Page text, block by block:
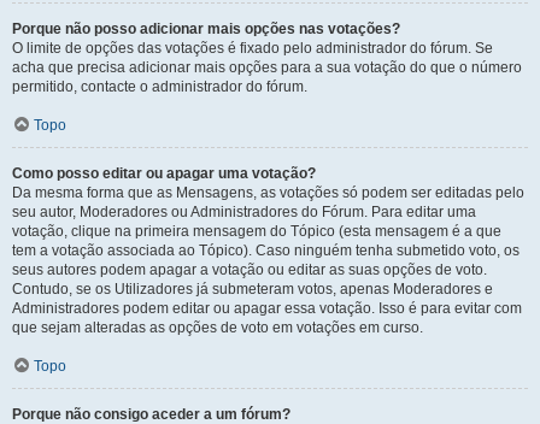
Porque não posso adicionar mais opções nas votações?
O limite de opções das votações é fixado pelo administrador do fórum. Se
acha que precisa adicionar mais opções para a sua votação do que o número
permitido, contacte o administrador do fórum.
Topo
Como posso editar ou apagar uma votação?
Da mesma forma que as Mensagens, as votações só podem ser editadas pelo
seu autor, Moderadores ou Administradores do Fórum. Para editar uma
votação, clique na primeira mensagem do Tópico (esta mensagem é a que
tem a votação associada ao Tópico). Caso ninguém tenha submetido voto, os
seus autores podem apagar a votação ou editar as suas opções de voto.
Contudo, se os Utilizadores já submeteram votos, apenas Moderadores e
Administradores podem editar ou apagar essa votação. Isso é para evitar com
que sejam alteradas as opções de voto em votações em curso.
Topo
Porque não consigo aceder a um fórum?